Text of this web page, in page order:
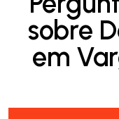
sobre
em